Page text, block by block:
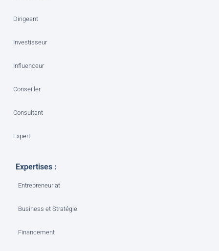
Dirigeant
Investisseur
Influenceur
Conseiller
Consultant
Expert
Expertises :
Entrepreneuriat
Business et Stratégie
Financement